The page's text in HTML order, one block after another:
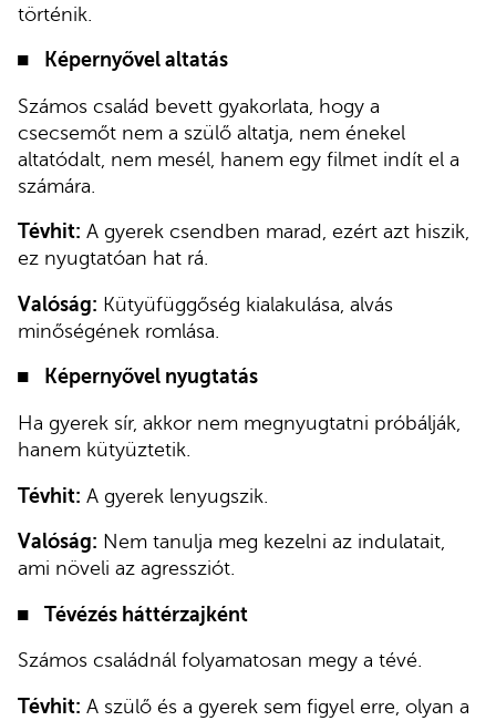
történik.
Képernyővel altatás
Számos család bevett gyakorlata, hogy a
csecsemőt nem a szülő altatja, nem énekel
altatódalt, nem mesél, hanem egy filmet indít el a
számára.
Tévhit: A gyerek csendben marad, ezért azt hiszik,
ez nyugtatóan hat rá.
Valóság: Kütyüfüggőség kialakulása, alvás
minőségének romlása.
Képernyővel nyugtatás
Ha gyerek sír, akkor nem megnyugtatni próbálják,
hanem kütyüztetik.
Tévhit: A gyerek lenyugszik.
Valóság: Nem tanulja meg kezelni az indulatait,
ami növeli az agressziót.
Tévézés háttérzajként
Számos családnál folyamatosan megy a tévé.
Tévhit: A szülő és a gyerek sem figyel erre, olyan a